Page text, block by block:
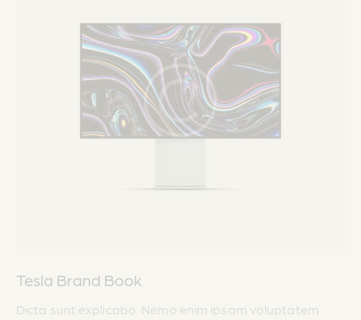
Tesla Brand Book
Dicta sunt explicabo. Nemo enim ipsam voluptatem